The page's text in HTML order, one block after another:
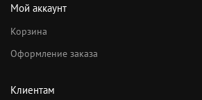
Мой аккаунт
Корзина
Оформление заказа
Клиентам